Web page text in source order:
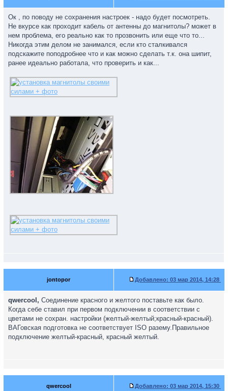
Ок , по поводу не сохранения настроек - надо будет посмотреть.
Не вкурсе как проходит кабель от антенны до магнитолы? может в
нем проблема, его реально как то прозвонить или еще что то...
Никогда этим делом не занимался, если кто сталкивался
подскажите поподробнее что и как можно сделать т.к. она шипит,
ранее идеально работала, что проверить и как...
jontopor Добавлено: 03 мар 2014, 14:28
qwercool, Соединение красного и желтого поставьте как было.
Когда себе ставил при первом подключении в соответствии с
цветами не сохран. настройки (желтый-желтый;красный-красный).
ВАГовская подготовка не соответствует ISO разему.Правильное
подключение желтый-красный, красный желтый.
qwercool Добавлено: 03 мар 2014, 15:30